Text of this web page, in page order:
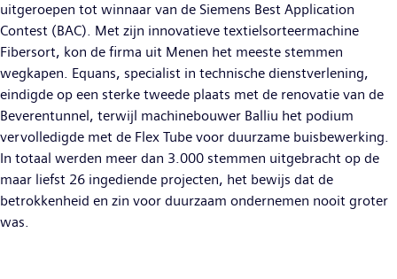
uitgeroepen tot winnaar van de Siemens Best Application
Contest (BAC). Met zijn innovatieve textielsorteermachine
Fibersort, kon de firma uit Menen het meeste stemmen
wegkapen. Equans, specialist in technische dienstverlening,
eindigde op een sterke tweede plaats met de renovatie van de
Beverentunnel, terwijl machinebouwer Balliu het podium
vervolledigde met de Flex Tube voor duurzame buisbewerking.
In totaal werden meer dan 3.000 stemmen uitgebracht op de
maar liefst 26 ingediende projecten, het bewijs dat de
betrokkenheid en zin voor duurzaam ondernemen nooit groter
was.